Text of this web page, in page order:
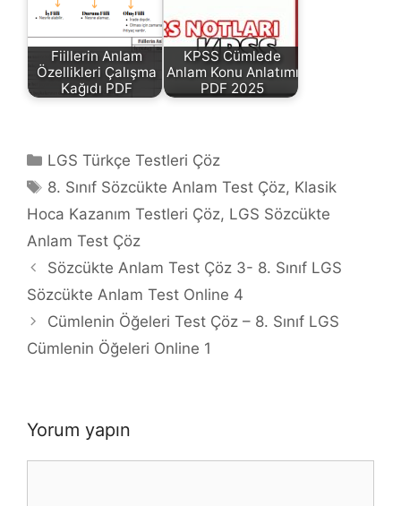
Fiillerin Anlam
Özellikleri Çalışma
Kağıdı PDF
KPSS Cümlede
Anlam Konu Anlatımı
PDF 2025
Kategoriler
LGS Türkçe Testleri Çöz
Etiketler
8. Sınıf Sözcükte Anlam Test Çöz, Klasik
Hoca Kazanım Testleri Çöz, LGS Sözcükte
Anlam Test Çöz
Sözcükte Anlam Test Çöz 3- 8. Sınıf LGS
Sözcükte Anlam Test Online 4
Cümlenin Öğeleri Test Çöz – 8. Sınıf LGS
Cümlenin Öğeleri Online 1
Yorum yapın